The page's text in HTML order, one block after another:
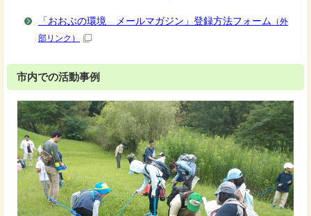
「おおぶの環境 メールマガジン」登録方法フォーム （外
部リンク）
市内での活動事例